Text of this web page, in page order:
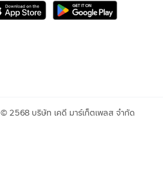
© 2568 บริษัท เคดี มาร์เก็ตเพลส จำกัด